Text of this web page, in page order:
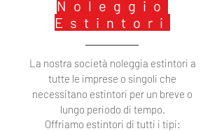
Noleggio
Estintori
La nostra società noleggia estintori a
tutte le imprese o singoli che
necessitano estintori per un breve o
lungo periodo di tempo.
Offriamo estintori di tutti i tipi: